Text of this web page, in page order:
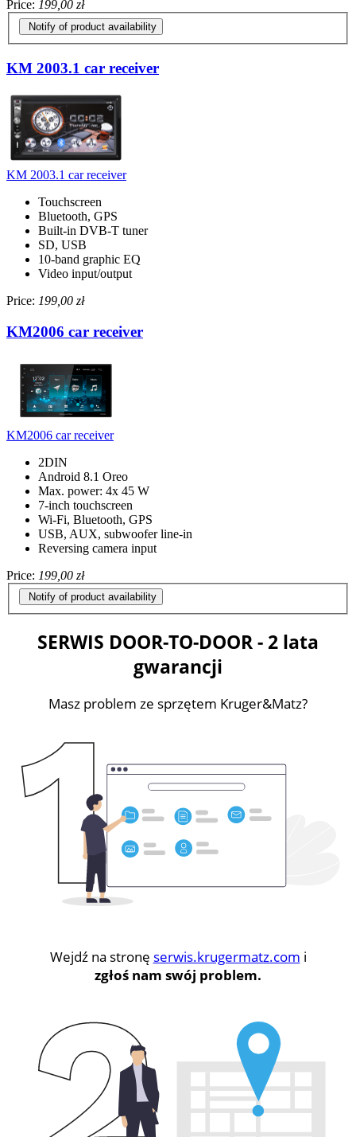
Price: 199,00 zł
Notify of product availability
KM 2003.1 car receiver
KM 2003.1 car receiver
Touchscreen
Bluetooth, GPS
Built-in DVB-T tuner
SD, USB
10-band graphic EQ
Video input/output
Price: 199,00 zł
KM2006 car receiver
KM2006 car receiver
2DIN
Android 8.1 Oreo
Max. power: 4x 45 W
7-inch touchscreen
Wi-Fi, Bluetooth, GPS
USB, AUX, subwoofer line-in
Reversing camera input
Price: 199,00 zł
Notify of product availability
SERWIS DOOR-TO-DOOR - 2 lata
gwarancji
Masz problem ze sprzętem Kruger&Matz?
Wejdź na stronę serwis.krugermatz.com i
zgłoś nam swój problem.